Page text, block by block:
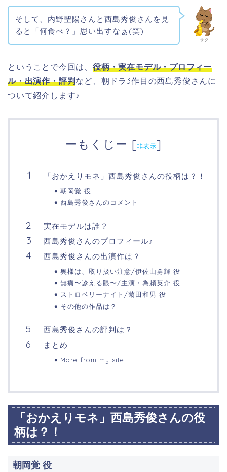
サク
そして、 内野聖陽さんと 西島秀俊さんを見
ると「何食べ？」思い出すなぁ(笑)
ということで今回は、 役柄・実在モデル・プロフィー
ル・出演作・評判など、朝ドラ3作目の西島秀俊さんに
ついて紹介します♪
ーもくじー [非表示]
「おかえりモネ」西島秀俊さんの役柄は？！
朝岡覚 役
西島秀俊さんのコメント
実在モデルは誰？
西島秀俊さんのプロフィール♪
西島秀俊さんの出演作は？
奥様は、取り扱い注意/伊佐山勇輝 役
無痛〜診える眼〜/主演・為頼英介 役
ストロベリーナイト/菊田和男 役
その他の作品は？
西島秀俊さんの評判は？
まとめ
More from my site
「おかえりモネ」西島秀俊さんの役
柄は？！
朝岡覚 役